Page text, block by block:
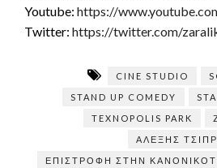
Youtube: https://
Twitter: https://twitter.com/
CINE STUDIO
STAND UP COMEDY
TEXNOPOLIS PARK
ΑΛΕΞΗΣ
ΕΠΙΣΤΡΟΦΉ ΣΤΗΝ